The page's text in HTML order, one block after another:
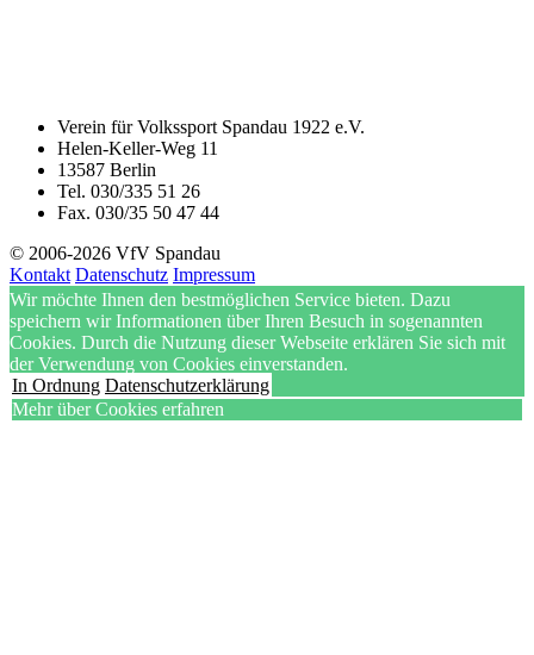
Verein für Volkssport Spandau 1922 e.V.
Helen-Keller-Weg 11
13587 Berlin
Tel. 030/335 51 26
Fax. 030/35 50 47 44
© 2006-2026 VfV Spandau
Kontakt Datenschutz Impressum
Wir möchte Ihnen den bestmöglichen Service bieten. Dazu
speichern wir Informationen über Ihren Besuch in sogenannten
Cookies. Durch die Nutzung dieser Webseite erklären Sie sich mit
der Verwendung von Cookies einverstanden.
In Ordnung Datenschutzerklärung
Mehr über Cookies erfahren